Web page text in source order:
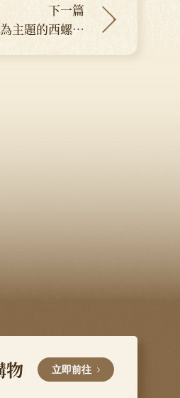
下一篇
主題的西螺服
受民眾喜愛
物 立即前往